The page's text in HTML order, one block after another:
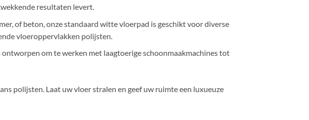
resultaten levert.
of beton, onze standaard witte vloerpad is geschikt voor diverse
vloeroppervlakken polijsten.
om te werken met laagtoerige schoonmaakmachines tot
polijsten. Laat uw vloer stralen en geef uw ruimte een luxueuze